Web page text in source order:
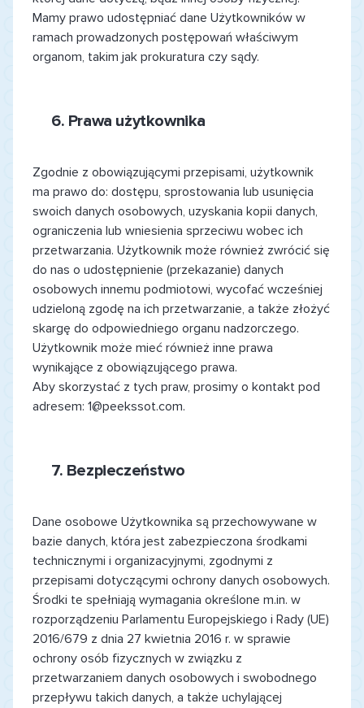
Mamy prawo udostępniać dane Użytkowników w
ramach prowadzonych postępowań właściwym
organom, takim jak prokuratura czy sądy.
6. Prawa użytkownika
Zgodnie z obowiązującymi przepisami, użytkownik
ma prawo do: dostępu, sprostowania lub usunięcia
swoich danych osobowych, uzyskania kopii danych,
ograniczenia lub wniesienia sprzeciwu wobec ich
przetwarzania. Użytkownik może również zwrócić się
do nas o udostępnienie (przekazanie) danych
osobowych innemu podmiotowi, wycofać wcześniej
udzieloną zgodę na ich przetwarzanie, a także złożyć
skargę do odpowiedniego organu nadzorczego.
Użytkownik może mieć również inne prawa
wynikające z obowiązującego prawa.
Aby skorzystać z tych praw, prosimy o kontakt pod
adresem: 1@peekssot.com.
7. Bezpieczeństwo
Dane osobowe Użytkownika są przechowywane w
bazie danych, która jest zabezpieczona środkami
technicznymi i organizacyjnymi, zgodnymi z
przepisami dotyczącymi ochrony danych osobowych.
Środki te spełniają wymagania określone m.in. w
rozporządzeniu Parlamentu Europejskiego i Rady (UE)
2016/679 z dnia 27 kwietnia 2016 r. w sprawie
ochrony osób fizycznych w związku z
przetwarzaniem danych osobowych i swobodnego
przepływu takich danych, a także uchylającej